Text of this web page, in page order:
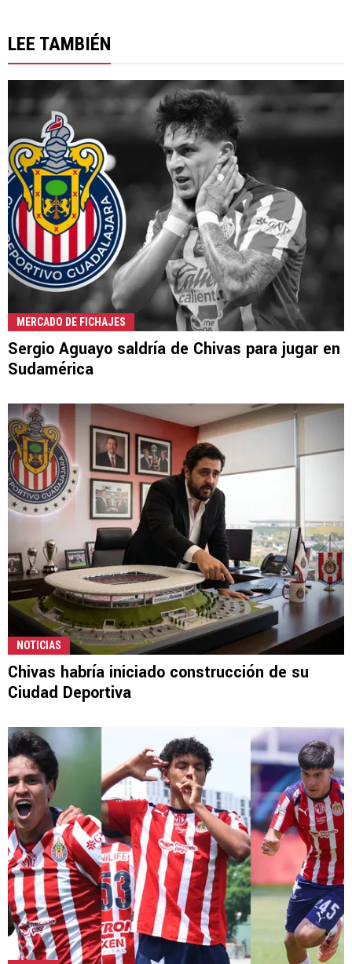
LEE TAMBIÉN
MERCADO DE FICHAJES
Sergio Aguayo saldría de Chivas para jugar en
Sudamérica
NOTICIAS
Chivas habría iniciado construcción de su
Ciudad Deportiva